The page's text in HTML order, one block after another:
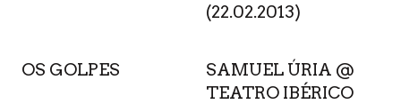
(22.02.2013)
OS GOLPES
SAMUEL ÚRIA @
TEATRO IBÉRICO